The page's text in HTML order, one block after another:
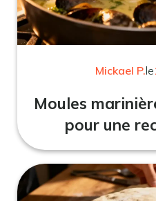
Mickael P.le
Moules
pour une